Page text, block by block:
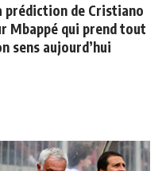
prédiction de Cristiano
Mbappé qui prend tout
sens aujourd’hui